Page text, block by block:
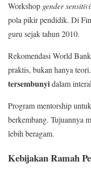
Workshop gender
pola pikir pendidik. Di
guru sejak tahun 2010.
Rekomendasi World
praktis, bukan hanya teori.
tersembunyidalam
Program mentorship
berkembang. Tujuannya
lebih beragam.
Kebijakan Ramah